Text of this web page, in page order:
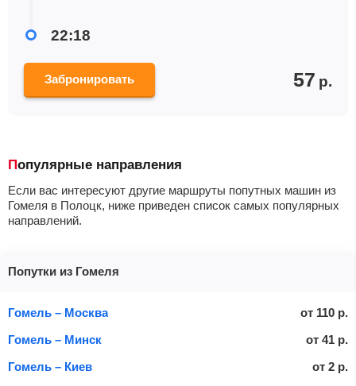
22:18
Забронировать 57 р.
Популярные направления
Если вас интересуют другие маршруты попутных машин из
Гомеля в Полоцк, ниже приведен список самых популярных
направлений.
Попутки из Гомеля
Гомель – Москва от 110 р.
Гомель – Минск
от 41 р.
Гомель – Киев
от 2 р.